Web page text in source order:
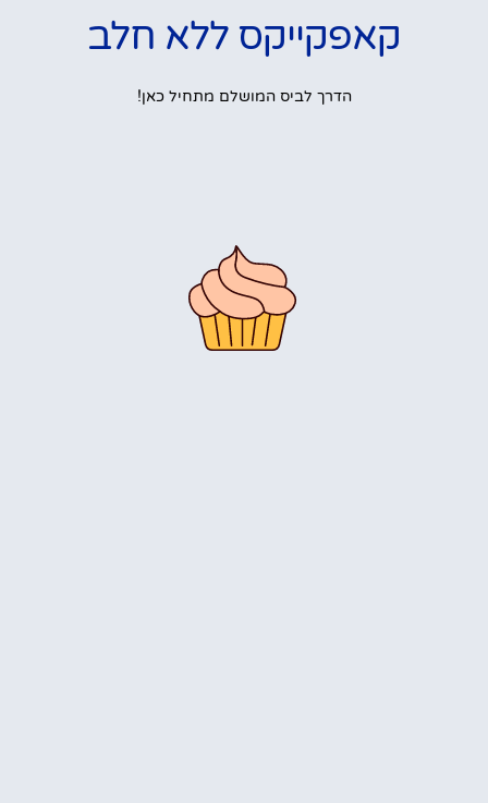
קאפקייקס ללא חלב
הדרך לביס המושלם מתחיל כאן!